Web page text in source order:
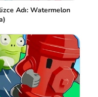
Adı: Watermelon